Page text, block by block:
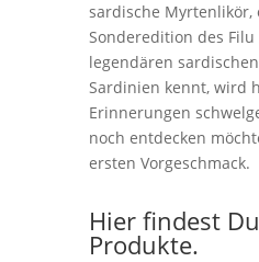
sardische Myrtenlikör,
Sonderedition des Filu
legendären
Sardinien kennt, wird
Erinnerungen
noch entdecken
ersten Vorgeschmack.
Hier findest
Produkte.